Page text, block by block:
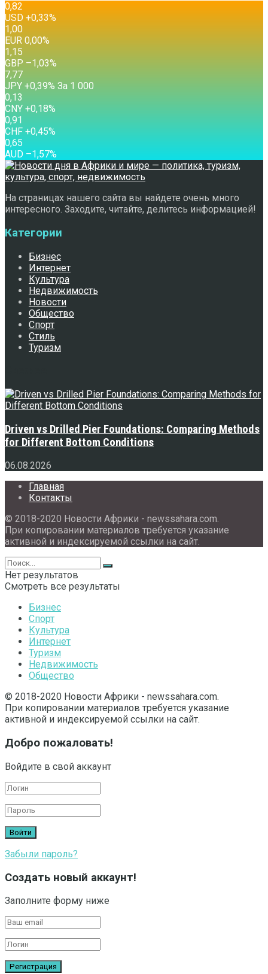
0,82
USD +0,33%
1,00
EUR 0,00%
1,15
GBP –1,03%
7,77
JPY +0,39% За 1 000
0,13
CNY +0,18%
0,91
CHF +0,45%
0,65
AUD –1,57%
На страницах нашего сайта вы найдете очень много
интересного. Заходите, читайте, делитесь информацией!
Категории
Бизнес
Интернет
Культура
Недвижимость
Новости
Общество
Спорт
Стиль
Туризм
Driven vs Drilled Pier Foundations: Comparing Methods
for Different Bottom Conditions
06.08.2026
Главная
Контакты
© 2018-2020 Новости Африки - newssahara.com.
При копировании материалов требуется указание
активной и индексируемой ссылки на сайт.
Нет результатов
Смотреть все результаты
Бизнес
Спорт
Культура
Интернет
Туризм
Недвижимость
Общество
© 2018-2020 Новости Африки - newssahara.com.
При копировании материалов требуется указание
активной и индексируемой ссылки на сайт.
Добро пожаловать!
Войдите в свой аккаунт
Забыли пароль?
Создать новый аккаунт!
Заполните форму ниже